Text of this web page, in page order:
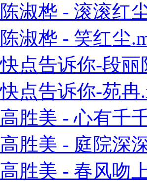
陈淑桦 - 滚滚红
陈淑桦 - 笑红尘
快点告诉你-段丽
快点告诉你-苑冉
高胜美 - 心有千
高胜美 - 庭院深
高胜美 - 春风吻